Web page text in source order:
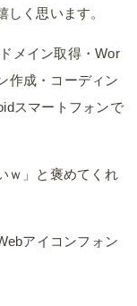
く思います。
メイン取得・Wor
作成・コーディン
スマートフォンで
ｗ」と褒めてくれ
アイコンフォン